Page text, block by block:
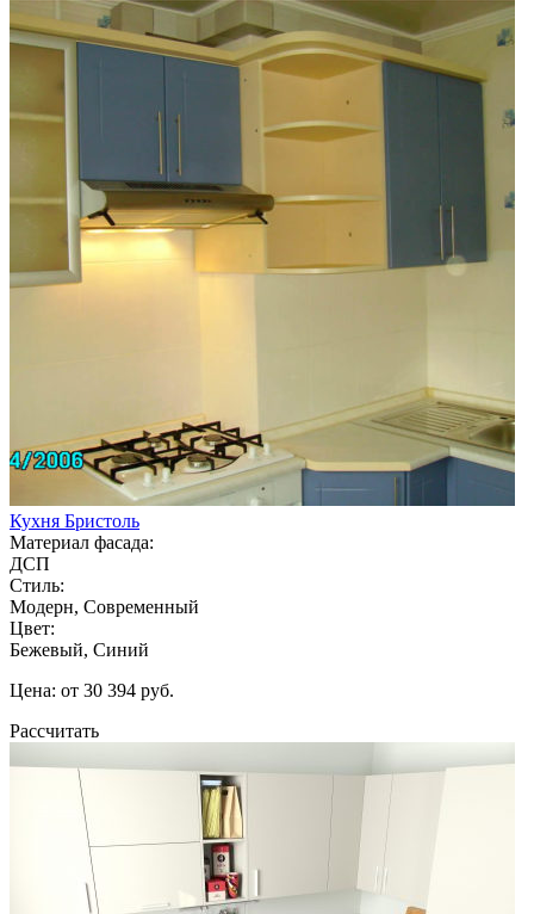
Кухня Бристоль
Материал фасада:
ДСП
Стиль:
Модерн, Современный
Цвет:
Бежевый, Синий
Цена: от 30 394 руб.
Рассчитать